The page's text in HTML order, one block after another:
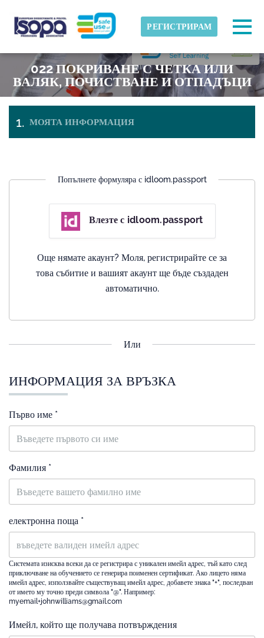
РЕГИСТРИРАМ
ISOPA-AISBL
022 ПОКРИВАНЕ С ЧЕТКА ИЛИ
ВАЛЯК, ПОЧИСТВАНЕ И ОТПАДЪЦИ
МОЯТА ИНФОРМАЦИЯ
Попълнете формуляра с idloom.passport
Влезте с idloom.passport
Още нямате акаунт? Моля, регистрирайте се за
това събитие и вашият акаунт ще бъде създаден
автоматично.
Или
ИНФОРМАЦИЯ ЗА ВРЪЗКА
Първо име *
Фамилия *
електронна поща *
Системата изисква всеки да се регистрира с уникален имейл адрес, тъй като след
приключване на обучението се генерира поименен сертификат. Ако лицето няма
имейл адрес, използвайте съществуващ имейл адрес, добавете знака "+", последван
от името му точно преди символа "@". Например:
myemail+johnwilliams@gmail.com
Имейл, който ще получава потвърждения
Открита часова зона
ДОБРЕ